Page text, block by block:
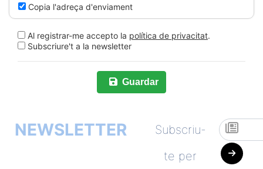
Copia l'adreça d'enviament
Al registrar-me accepto la política de privacitat.
Subscriure't a la newsletter
Guardar
NEWSLETTER
Subscriu-
te per